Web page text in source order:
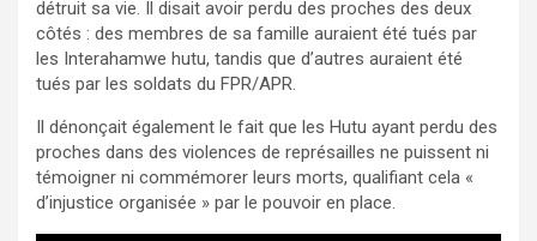
détruit sa vie. Il disait avoir perdu des proches des deux
côtés : des membres de sa famille auraient été tués par
les Interahamwe hutu, tandis que d’autres auraient été
tués par les soldats du FPR/APR.
Il dénonçait également le fait que les Hutu ayant perdu des
proches dans des violences de représailles ne puissent ni
témoigner ni commémorer leurs morts, qualifiant cela «
d’injustice organisée » par le pouvoir en place.